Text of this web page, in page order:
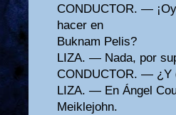
CONDUCTOR. —
hacer en
Buknam Pelis?
LIZA. — Nada, por
CONDUCTOR. — ¿Y
LIZA. — En Ángel
Meiklejohn.